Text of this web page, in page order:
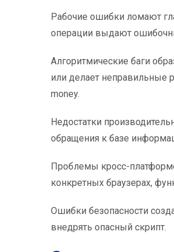
Рабочие ошибки ломают
операции выдают
Алгоритмические баги
или делает неправильные
money.
Недостатки
обращения к базе
Проблемы кросс-
конкретных браузерах,
Ошибки безопасности
внедрять опасный скрипт.